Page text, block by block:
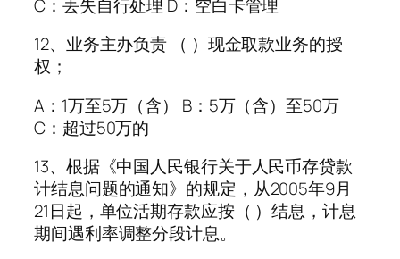
C：丢失自行处理 D：空白卡管理
12、业务主办负责 （ ）现金取款业务的授
权；
A：1万至5万（含） B：5万（含）至50万
C：超过50万的
13、根据《中国人民银行关于人民币存贷款
计结息问题的通知》的规定，从2005年9月
21日起，单位活期存款应按（ ）结息，计息
期间遇利率调整分段计息。